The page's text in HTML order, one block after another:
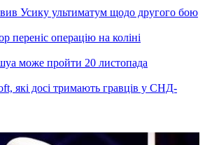
Усику ультиматум щодо другого бою
переніс операцію на коліні
може пройти 20 листопада
які досі тримають гравців у СНД-